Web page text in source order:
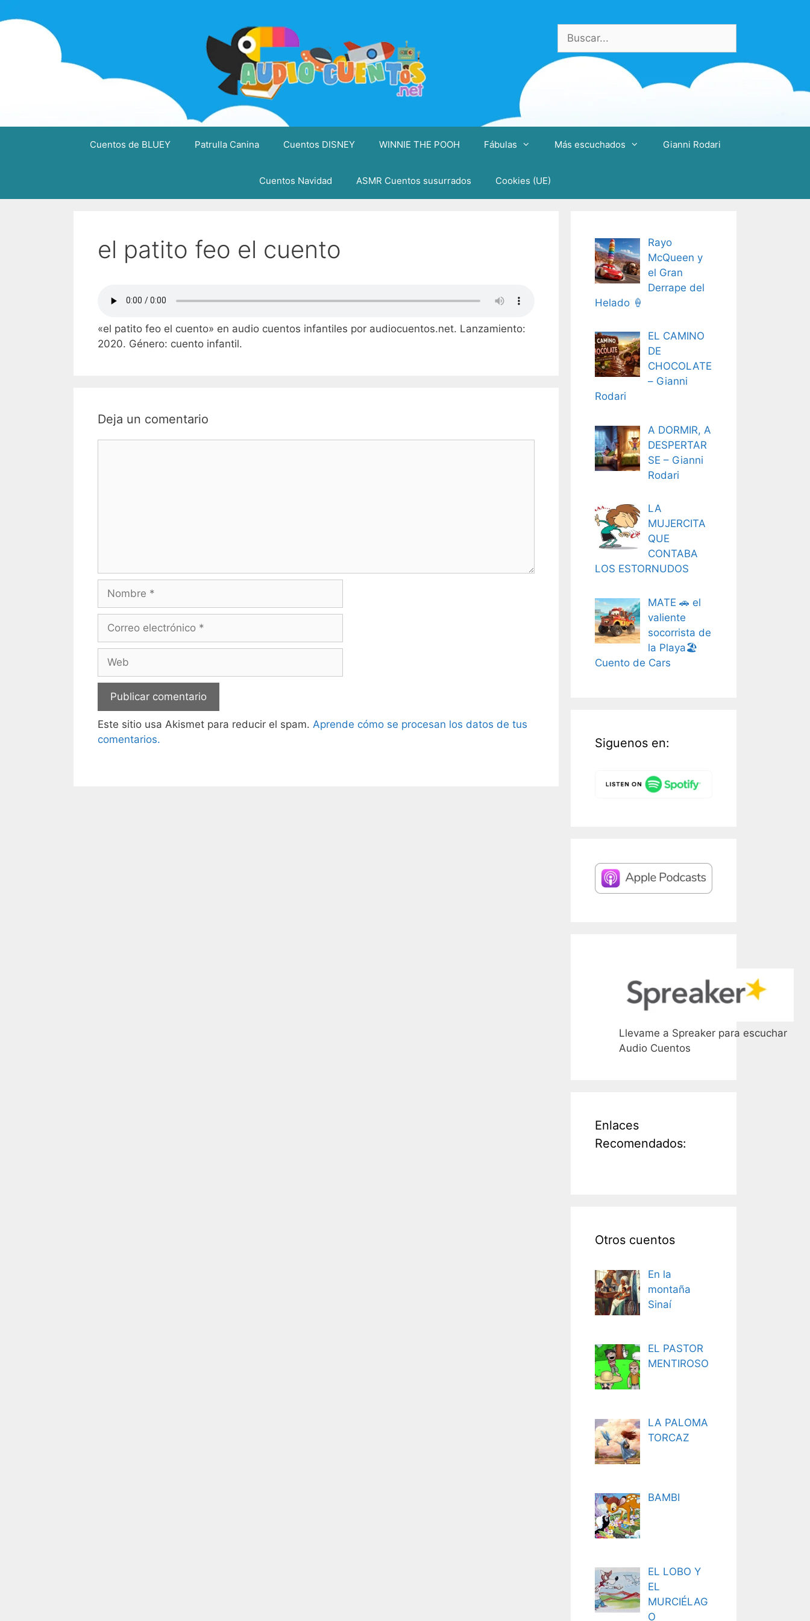
al
Buscar:
Cuentos de BLUEY Patrulla Canina Cuentos DISNEY WINNIE THE POOH Fábulas Más escuchados Gianni Rodari
Cuentos Navidad ASMR Cuentos susurrados Cookies (UE)
el patito feo el cuento
«el patito feo el cuento» en audio cuentos infantiles por audiocuentos.net. Lanzamiento:
2020. Género: cuento infantil.
Deja un comentario
electrónico
Este sitio usa Akismet para reducir el spam. Aprende cómo se procesan los datos de tus
comentarios.
Rayo
McQueen y
el Gran
Derrape del
Helado 🍦
EL CAMINO
DE
CHOCOLATE
– Gianni
Rodari
A DORMIR, A
DESPERTAR
SE – Gianni
Rodari
LA
MUJERCITA
QUE
CONTABA
LOS ESTORNUDOS
MATE 🚗 el
valiente
socorrista de
la Playa🏖️
Cuento de Cars
Siguenos en:
Llevame a Spreaker para escuchar
Audio Cuentos
Enlaces
Recomendados:
Otros cuentos
En la
montaña
Sinaí
EL PASTOR
MENTIROSO
LA PALOMA
TORCAZ
BAMBI
EL LOBO Y
EL
MURCIÉLAG
O